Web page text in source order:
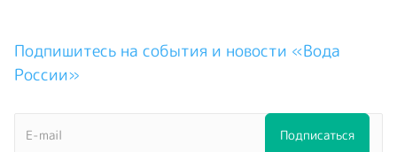
Подпишитесь на события и новости «Вода
России»